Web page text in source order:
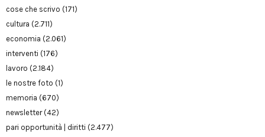
cose che scrivo (171)
cultura (2.711)
economia (2.061)
interventi (176)
lavoro (2.184)
le nostre foto (1)
memoria (670)
newsletter(42)
pari opportunità | diritti (2.477)